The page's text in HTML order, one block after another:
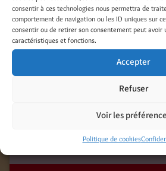
consentir à ces technologies nous permettra de
comportement de navigation ou les ID uniques sur
consentir ou de retirer son consentement peut
caractéristiques et fonctions.
Accepter
Refuser
Voir les
Politique de cookies
Gwenola Guidé Photos Denise
On en parle ! Presse -
anges benefits